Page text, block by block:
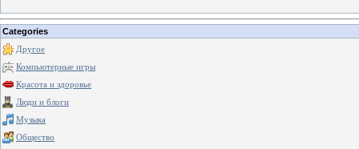
Categories
Другое
Компьютерные игры
Красота и здоровье
Люди и блоги
Музыка
Общество